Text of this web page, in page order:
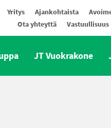
Yritys Ajankohtaista
Ota yhteyttä
Vastuullisuus
JT Vuokrakone